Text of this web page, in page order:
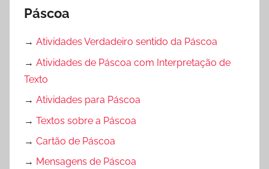
Páscoa
→ Atividades Verdadeiro sentido da Páscoa
→ Atividades de Páscoa com Interpretação de
Texto
→ Atividades para Páscoa
→ Textos sobre a Páscoa
→ Cartão de Páscoa
→ Mensagens de Páscoa